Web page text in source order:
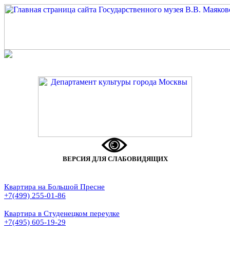
ВЕРСИЯ ДЛЯ СЛАБОВИДЯЩИХ
Квартира на Большой Пресне
+7(499) 255-01-86
Квартира в Студенецком переулке
+7(495) 605-19-29